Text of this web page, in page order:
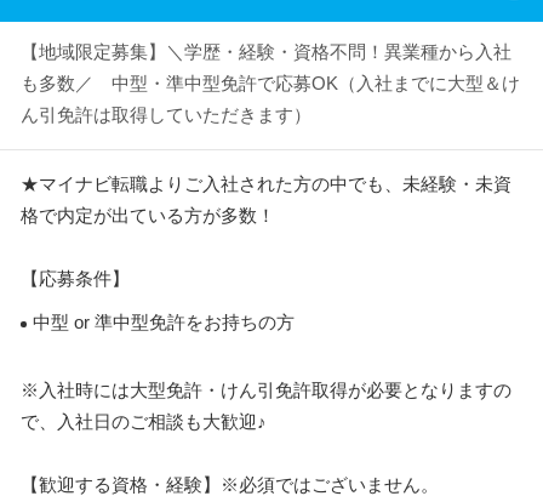
【地域限定募集】＼学歴・経験・資格不問！異業種から入社
も多数／ 中型・準中型免許で応募OK（入社までに大型＆け
ん引免許は取得していただきます）
★マイナビ転職よりご入社された方の中でも、未経験・未資
格で内定が出ている方が多数！
【応募条件】
中型 or 準中型免許をお持ちの方
※入社時には大型免許・けん引免許取得が必要となりますの
で、入社日のご相談も大歓迎♪
【歓迎する資格・経験】※必須ではございません。